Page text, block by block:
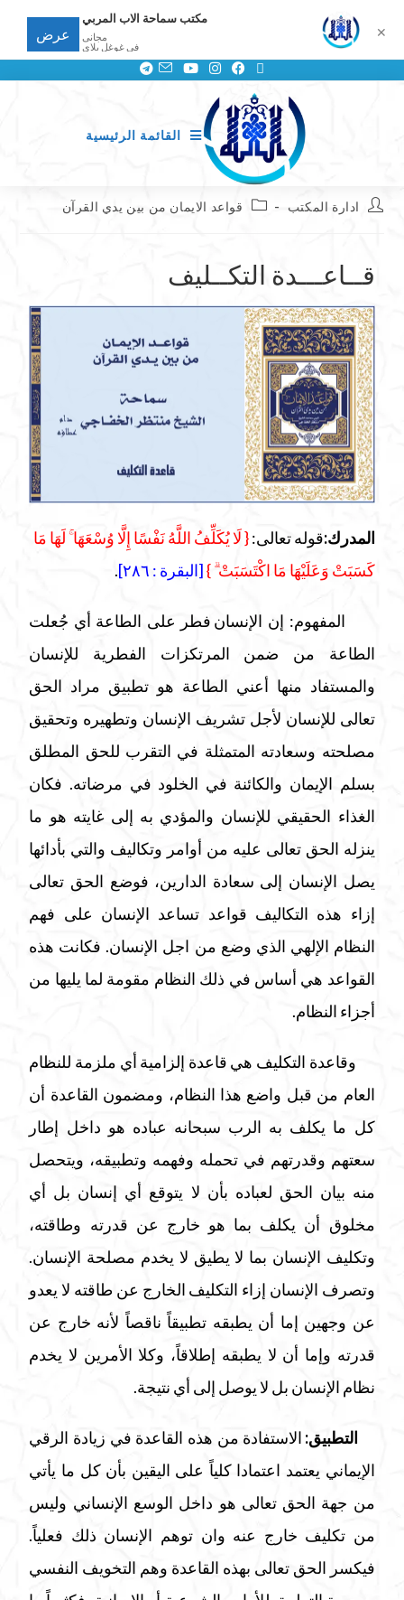
القائمة الرئيسية
ادارة المكتب قواعد الايمان من بين يدي القرآن
قــاعـــدة التكــليف
المدرك:قوله تعالى:{ لَا يُكَلِّفُ اللَّهُ نَفْسًا إِلَّا وُسْعَهَا ۚ لَهَا مَا
كَسَبَتْ وَعَلَيْهَا مَا اكْتَسَبَتْ ۗ }[البقرة : ٢٨٦] .
المفهوم: إن الإنسان فطر على الطاعة أي جُعلت
الطاعة من ضمن المرتكزات الفطرية للإنسان
والمستفاد منها أعني الطاعة هو تطبيق مراد الحق
تعالى للإنسان لأجل تشريف الإنسان وتطهيره وتحقيق
مصلحته وسعادته المتمثلة في التقرب للحق المطلق
بسلم الإيمان والكائنة في الخلود في مرضاته. فكان
الغذاء الحقيقي للإنسان والمؤدي به إلى غايته هو ما
ينزله الحق تعالى عليه من أوامر وتكاليف والتي بأدائها
يصل الإنسان إلى سعادة الدارين، فوضع الحق تعالى
إزاء هذه التكاليف قواعد تساعد الإنسان على فهم
النظام الإلهي الذي وضع من اجل الإنسان. فكانت هذه
القواعد هي أساس في ذلك النظام مقومة لما يليها من
أجزاء النظام.
وقاعدة التكليف هي قاعدة إلزامية أي ملزمة للنظام
العام من قبل واضع هذا النظام، ومضمون القاعدة أن
كل ما يكلف به الرب سبحانه عباده هو داخل إطار
سعتهم وقدرتهم في تحمله وفهمه وتطبيقه، ويتحصل
منه بيان الحق لعباده بأن لا يتوقع أي إنسان بل أي
مخلوق أن يكلف بما هو خارج عن قدرته وطاقته،
وتكليف الإنسان بما لا يطيق لا يخدم مصلحة الإنسان.
وتصرف الإنسان إزاء التكليف الخارج عن طاقته لا يعدو
عن وجهين إما أن يطبقه تطبيقاً ناقصاً لأنه خارج عن
قدرته وإما أن لا يطبقه إطلاقاً، وكلا الأمرين لا يخدم
نظام الإنسان بل لا يوصل إلى أي نتيجة.
التطبيق: الاستفادة من هذه القاعدة في زيادة الرقي
الإيماني يعتمد اعتمادا كلياً على اليقين بأن كل ما يأتي
من جهة الحق تعالى هو داخل الوسع الإنساني وليس
من تكليف خارج عنه وان توهم الإنسان ذلك فعلياً.
فيكسر الحق تعالى بهذه القاعدة وهم التخويف النفسي
✕
مكتب سماحة الاب المربي
مجانى
في غوغل بلاي
عرض